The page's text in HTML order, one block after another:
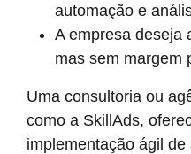
automação e
A empresa deseja
mas sem margem
Uma consultoria ou
como a SkillAds,
implementação ágil